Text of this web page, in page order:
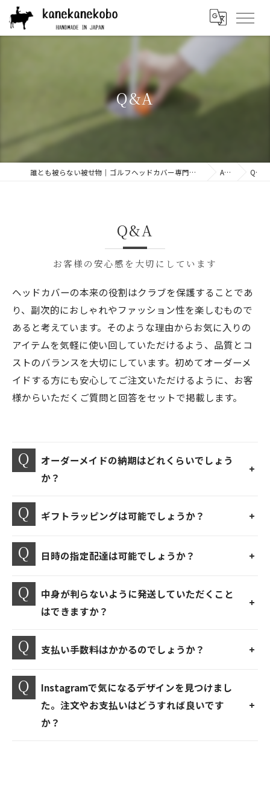
Q&A
誰とも被らない被せ物｜ゴルフヘッドカバー専門店 「兼々工房」 | 本革や帆布などの上質素材を使用 ABOUT Q&A
お客様の安心感を大切にしています
Q&A
ヘッドカバーの本来の役割はクラブを保護することであ
り、副次的におしゃれやファッション性を楽しむもので
あると考えています。そのような理由からお気に入りの
アイテムを気軽に使い回していただけるよう、品質とコ
ストのバランスを大切にしています。初めてオーダーメ
イドする方にも安心してご注文いただけるように、お客
様からいただくご質問と回答をセットで掲載します。
オーダーメイドの納期はどれくらいでしょう
か？
ギフトラッピングは可能でしょうか？
日時の指定配達は可能でしょうか？
中身が判らないように発送していただくこと
はできますか？
支払い手数料はかかるのでしょうか？
Instagramで気になるデザインを見つけまし
た。注文やお支払いはどうすれば良いです
か？